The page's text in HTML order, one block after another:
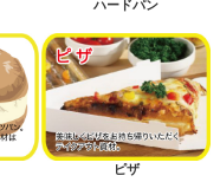
ハードパン
ピザ